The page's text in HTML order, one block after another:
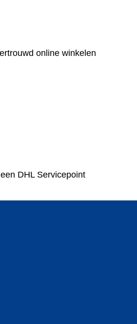
online winkelen
DHL Servicepoint